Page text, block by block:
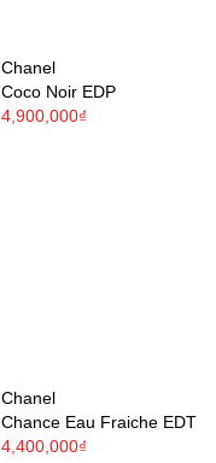
Chanel
Coco Noir EDP
4,900,000₫
Chanel
Chance Eau Fraiche EDT
4,400,000₫